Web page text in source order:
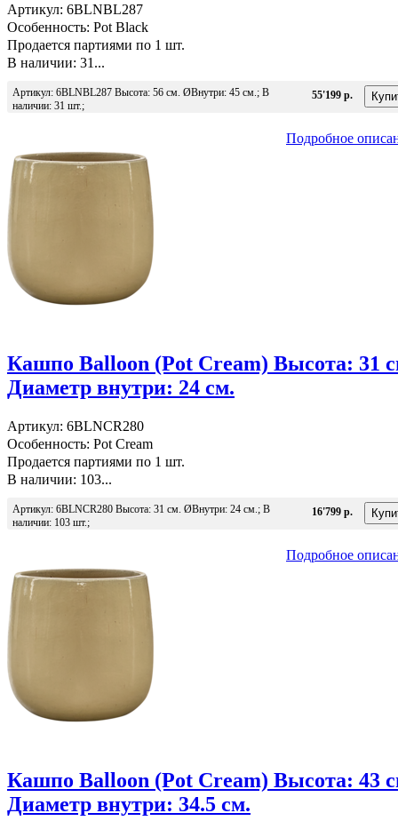
Артикул: 6BLNBL287
Особенность: Pot Black
Продается партиями по 1 шт.
В наличии: 31...
Артикул: 6BLNBL287 Высота: 56 см. ØВнутри: 45 см.; В
наличии: 31 шт.;
55'199 р.
Подробное
Кашпо Balloon (Pot Cream) Высота: 31
Диаметр внутри: 24 см.
Артикул: 6BLNCR280
Особенность: Pot Cream
Продается партиями по 1 шт.
В наличии: 103...
Артикул: 6BLNCR280 Высота: 31 см. ØВнутри: 24 см.; В
наличии: 103 шт.;
16'799 р.
Подробное
Кашпо Balloon (Pot Cream) Высота: 43
Диаметр внутри: 34.5 см.